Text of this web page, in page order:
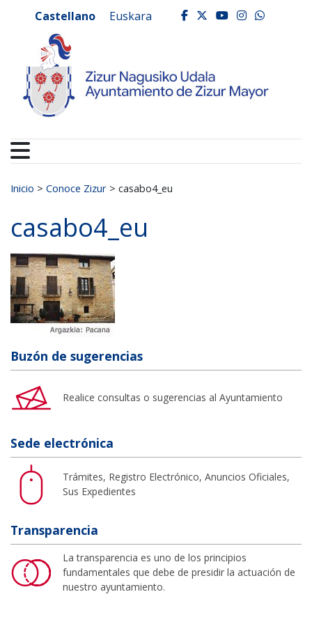
Ayuntamiento de
Castellano Euskara facebook
twitter
youtube
Buscar:
Inicio > Conoce Zizur > casabo4_eu
casabo4_eu
Buzón de sugerencias
Realice consultas o sugerencias al Ayuntamiento
Sede electrónica
Trámites, Registro Electrónico, Anuncios Oficiales,
Sus Expedientes
Transparencia
La transparencia es uno de los principios
fundamentales que debe de presidir la actuación de
nuestro ayuntamiento.